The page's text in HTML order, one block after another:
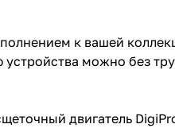
к вашей
можно без
двигатель